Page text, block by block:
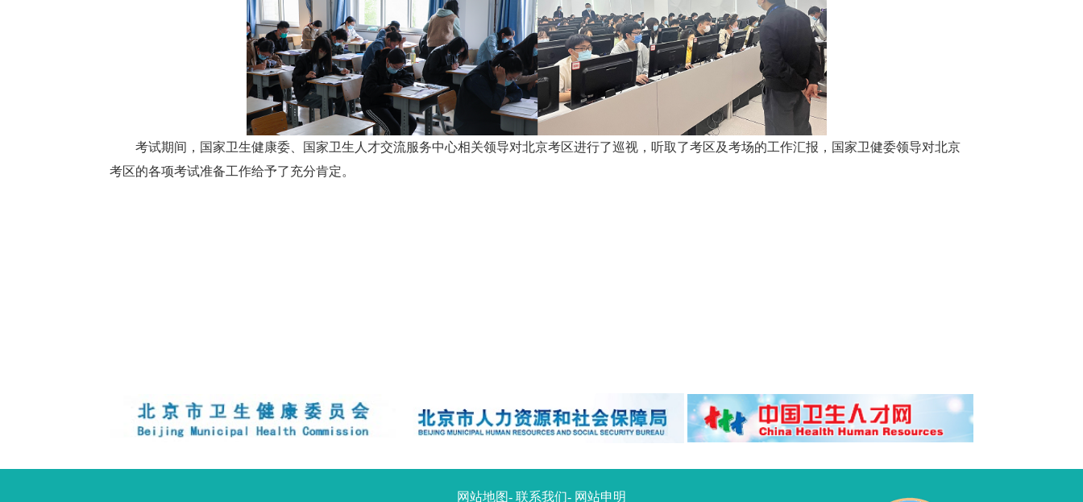
考试期间，国家卫生健康委、国家卫生人才交流服务中心相关领导对北京考区进行了巡视，听取了考区及考场的工作汇报，国家卫健委领导对北京
考区的各项考试准备工作给予了充分肯定。
网站地图- 联系我们- 网站申明